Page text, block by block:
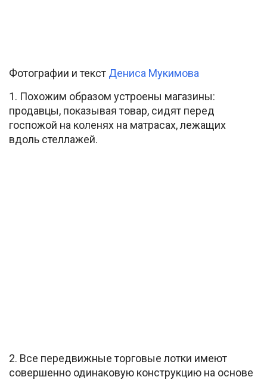
Фотографии и текст Дениса Мукимова
1. Похожим образом устроены магазины:
продавцы, показывая товар, сидят перед
госпожой на коленях на матрасах, лежащих
вдоль стеллажей.
2. Все передвижные торговые лотки имеют
совершенно одинаковую конструкцию на основе